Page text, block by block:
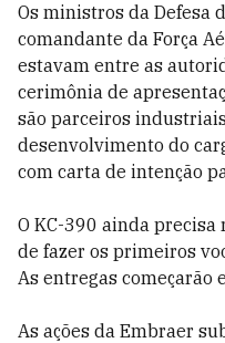
Os ministros da Defesa
comandante da Força
estavam entre as
cerimônia de
são parceiros
desenvolvimento do
com carta de intenção
O KC-390 ainda
de fazer os primeiros
As entregas começarão
As ações da Embraer